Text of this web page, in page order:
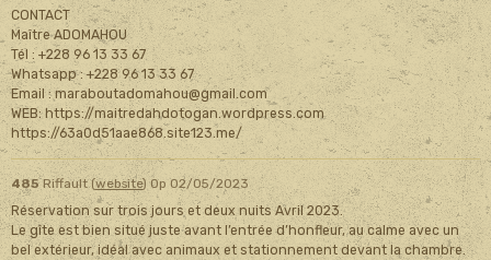
CONTACT
Maître ADOMAHOU
Tél : +228 96 13 33 67
Whatsapp : +228 96 13 33 67
Email : maraboutadomahou@gmail.com
WEB: https://maitredahdotogan.wordpress.com
https://63a0d51aae868.site123.me/
485 Riffault (website) Op 02/05/2023
Réservation sur trois jours et deux nuits Avril 2023.
Le gîte est bien situé juste avant l’entrée d’honfleur, au calme avec un
bel extérieur, idéal avec animaux et stationnement devant la chambre.